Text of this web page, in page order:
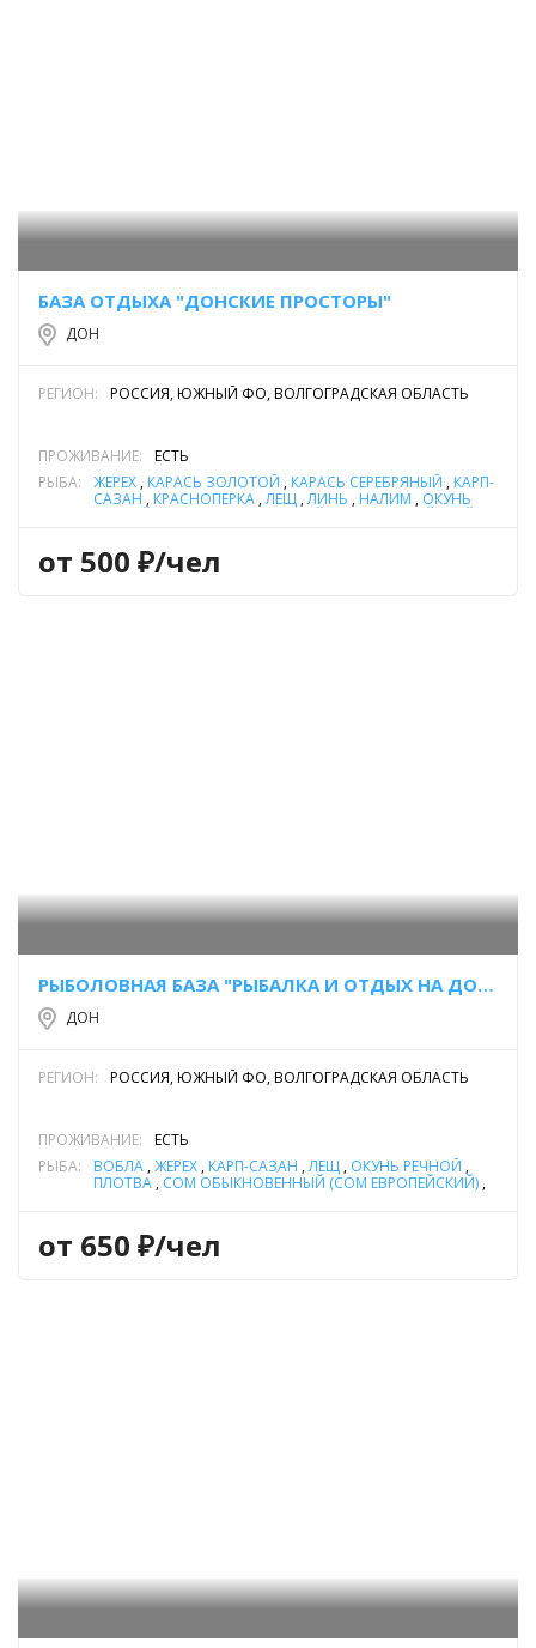
БАЗА ОТДЫХА "ДОНСКИЕ ПРОСТОРЫ"
ДОН
РЕГИОН: РОССИЯ, ЮЖНЫЙ ФО, ВОЛГОГРАДСКАЯ ОБЛАСТЬ
ПРОЖИВАНИЕ:
ЕСТЬ
РЫБА:
ЖЕРЕХ , КАРАСЬ ЗОЛОТОЙ , КАРАСЬ СЕРЕБРЯНЫЙ , КАРП-
САЗАН , КРАСНОПЕРКА ,ЛЕЩ ,ЛИНЬ , НАЛИМ , ОКУНЬ
от 500 ₽/чел
РЫБОЛОВНАЯ БАЗА "РЫБАЛКА И ОТДЫХ НА ДОНУ"
ДОН
РЕГИОН: РОССИЯ, ЮЖНЫЙ ФО, ВОЛГОГРАДСКАЯ ОБЛАСТЬ
ПРОЖИВАНИЕ:
ЕСТЬ
РЫБА:
ВОБЛА ,ЖЕРЕХ , КАРП-САЗАН ,ЛЕЩ , ОКУНЬ РЕЧНОЙ ,
ПЛОТВА , СОМ ОБЫКНОВЕННЫЙ (СОМ ЕВРОПЕЙСКИЙ) ,
от 650 ₽/чел